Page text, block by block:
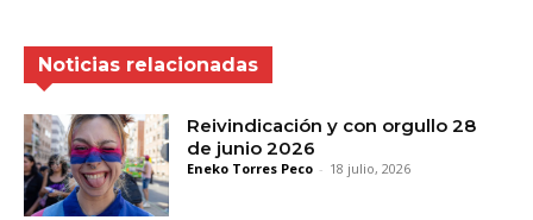
Noticias relacionadas
Reivindicación y con orgullo 28
de junio 2026
Eneko Torres Peco - 18 julio, 2026